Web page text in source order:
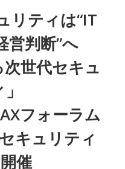
リティは“IT
営判断”へ
世代セキュ
フォーラム
キュリティ
催